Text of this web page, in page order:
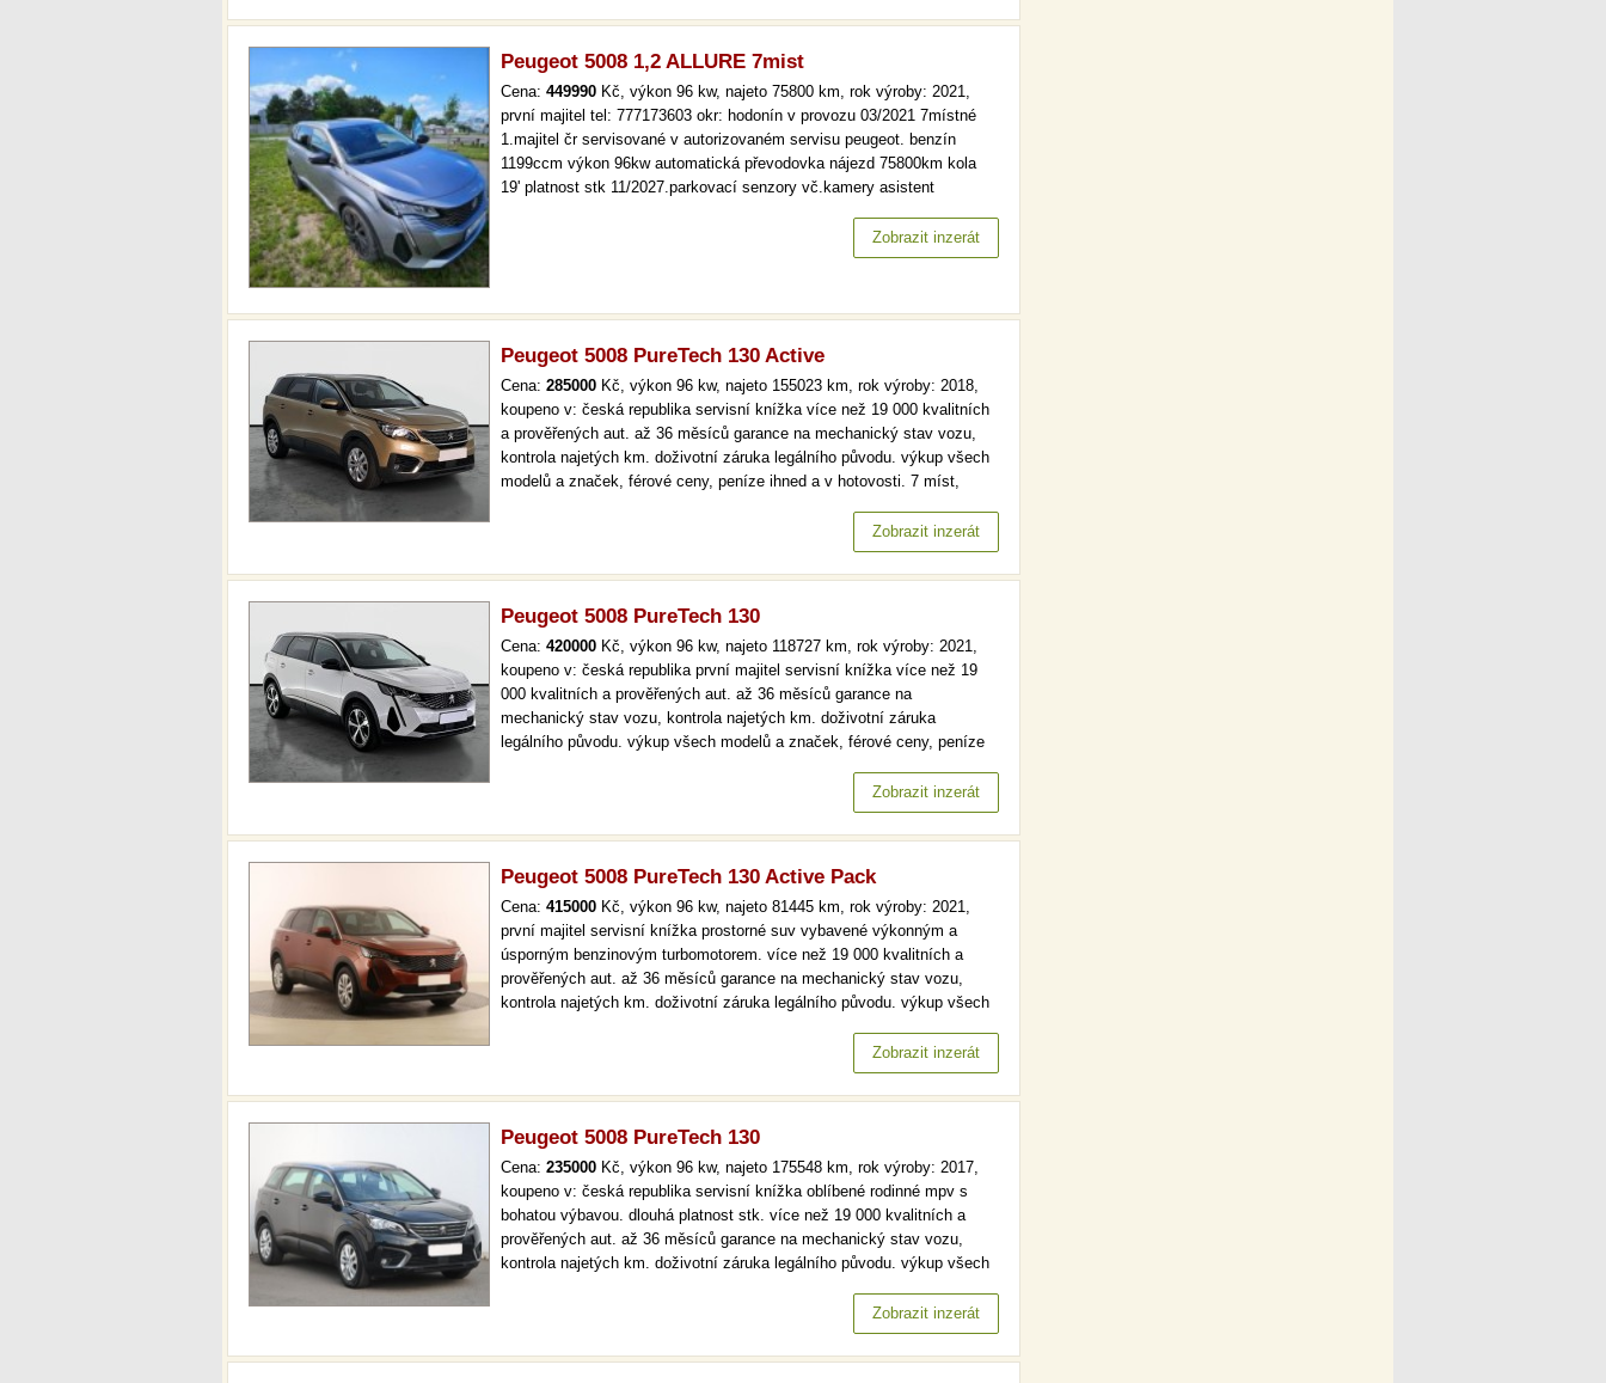
Peugeot 5008 1,2 ALLURE 7mist
Cena: 449990 Kč, výkon 96 kw, najeto 75800 km, rok výroby: 2021,
první majitel tel: 777173603 okr: hodonín v provozu 03/2021 7místné
1.majitel čr servisované v autorizovaném servisu peugeot. benzín
1199ccm výkon 96kw automatická převodovka nájezd 75800km kola
19' platnost stk 11/2027.parkovací senzory vč.kamery asistent
varovný kolizní systém rozpoznání dopr.značek sledování pozornosti
Zobrazit inzerát
Peugeot 5008 PureTech 130 Active
Cena: 285000 Kč, výkon 96 kw, najeto 155023 km, rok výroby: 2018,
koupeno v: česká republika servisní knížka více než 19 000 kvalitních
a prověřených aut. až 36 měsíců garance na mechanický stav vozu,
kontrola najetých km. doživotní záruka legálního původu. výkup všech
modelů a značek, férové ceny, peníze ihned a v hotovosti. 7 míst,
aut. až 36 měsíců garance na mechanický stav vozu,…Zobrazit inzerát
Peugeot 5008 PureTech 130
Cena: 420000 Kč, výkon 96 kw, najeto 118727 km, rok výroby: 2021,
koupeno v: česká republika první majitel servisní knížka více než 19
000 kvalitních a prověřených aut. až 36 měsíců garance na
mechanický stav vozu, kontrola najetých km. doživotní záruka
legálního původu. výkup všech modelů a značek, férové ceny, peníze
36 měsíců garance na mechanický stav vozu, kontrola najetých km.…
Zobrazit inzerát
Peugeot 5008 PureTech 130 Active Pack
Cena: 415000 Kč, výkon 96 kw, najeto 81445 km, rok výroby: 2021,
první majitel servisní knížka prostorné suv vybavené výkonným a
úsporným benzinovým turbomotorem. více než 19 000 kvalitních a
prověřených aut. až 36 měsíců garance na mechanický stav vozu,
kontrola najetých km. doživotní záruka legálního původu. výkup všech
kokpit, digi klima více než 19 000 kvalitních a prověřených aut. až 36…
Zobrazit inzerát
Peugeot 5008 PureTech 130
Cena: 235000 Kč, výkon 96 kw, najeto 175548 km, rok výroby: 2017,
koupeno v: česká republika servisní knížka oblíbené rodinné mpv s
bohatou výbavou. dlouhá platnost stk. více než 19 000 kvalitních a
prověřených aut. až 36 měsíců garance na mechanický stav vozu,
kontrola najetých km. doživotní záruka legálního původu. výkup všech
tempomat, park. senzory více než 19 000 kvalitních a…Zobrazit inzerát